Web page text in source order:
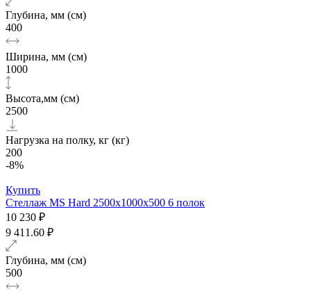
Глубина, мм (см)
400
Ширина, мм (см)
1000
Высота,мм (см)
2500
Нагрузка на полку, кг (кг)
200
-8%
Купить
Стеллаж MS Hard 2500х1000x500 6 полок
10 230 ₽
9 411.60 ₽
Глубина, мм (см)
500